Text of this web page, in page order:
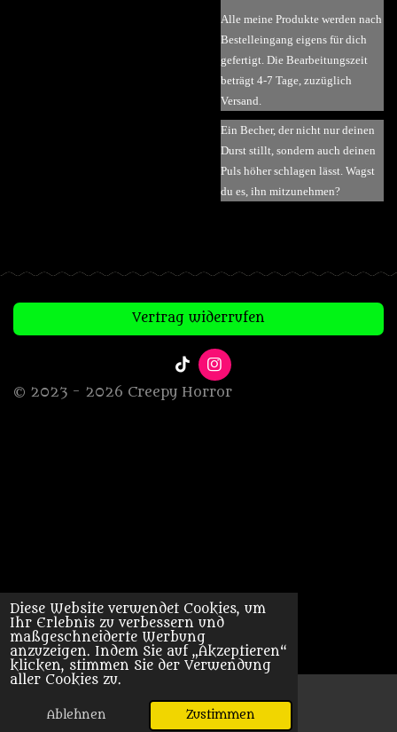
Diese Website verwendet Cookies, um
Ihr Erlebnis zu verbessern und
maßgeschneiderte Werbung
anzuzeigen. Indem Sie auf „Akzeptieren“
klicken, stimmen Sie der Verwendung
aller Cookies zu.
Ablehnen Zustimmen
Alle meine Produkte werden nach
Bestelleingang eigens für dich
gefertigt. Die Bearbeitungszeit
beträgt 4-7 Tage, zuzüglich
Versand.
Ein Becher, der nicht nur deinen
Durst stillt, sondern auch deinen
Puls höher schlagen lässt. Wagst
du es, ihn mitzunehmen?
Vertrag widerrufen
T
i
k
I
n
s
© 2023 - 2026 Creepy Horror